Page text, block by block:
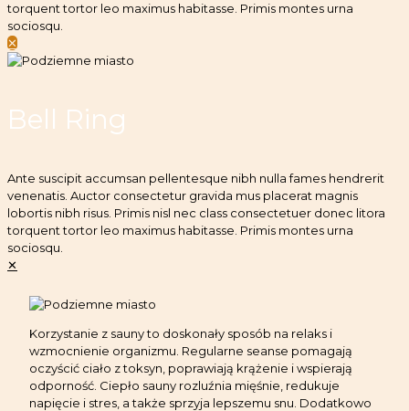
torquent tortor leo maximus habitasse. Primis montes urna
sociosqu.
✕
Bell Ring
Ante suscipit accumsan pellentesque nibh nulla fames hendrerit
venenatis. Auctor consectetur gravida mus placerat magnis
lobortis nibh risus. Primis nisl nec class consectetuer donec litora
torquent tortor leo maximus habitasse. Primis montes urna
sociosqu.
✕
Korzystanie z sauny to doskonały sposób na relaks i
wzmocnienie organizmu. Regularne seanse pomagają
oczyścić ciało z toksyn, poprawiają krążenie i wspierają
odporność. Ciepło sauny rozluźnia mięśnie, redukuje
napięcie i stres, a także sprzyja lepszemu snu. Dodatkowo